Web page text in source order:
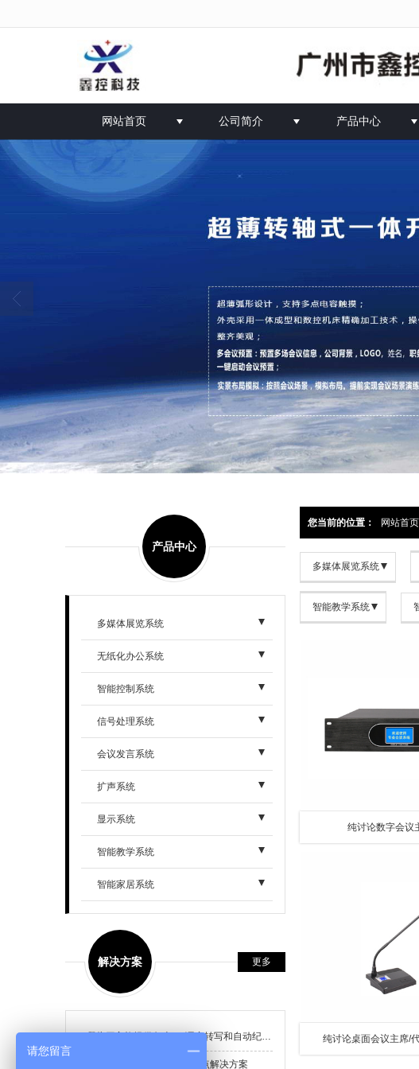
网站首页 公司简介 产品中心
您当前的位置： 网站首页
多媒体展览系统
智能教学系统
纯讨论数字会议
纯讨论桌面会议主席/
产品中心
多媒体展览系统
无纸化办公系统
智能控制系统
- 可编程中控
- 智能触摸屏
- 智能扩展模块
信号处理系统
- 混合矩阵系列
- HDMI矩阵系列
- DVI矩阵系列
- VGA矩阵系列
- SDI矩阵系列
- RGB矩阵系列
- AV矩阵系列
- 图像处理系列
- 切换/分配/延长/转换系列
会议发言系统
- 高端网络型手拉手系列
- 经济型手拉手系列
- 普通型手拉手系列
- 无线会议话筒
- 同声传译系统
扩声系统
- 专业音箱
- 专业功放
- 扩声周边
显示系统
智能教学系统
- 教学录播
- 中央控制器
智能家居系统
解决方案 更多
哪些厂家能提供包含 AI 语音转写和自动纪要的无纸化会议解决方案
无纸化会议系统搭建常见痛点解决方案
请您留言